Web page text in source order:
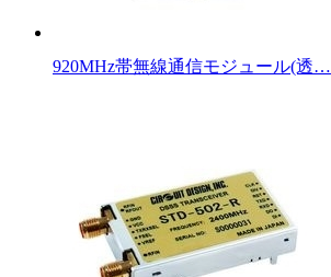
920MHz帯無線通信モジュール(透…